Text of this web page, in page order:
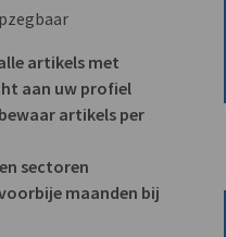
artikels met
aan uw profiel
artikels per
sectoren
maanden bij